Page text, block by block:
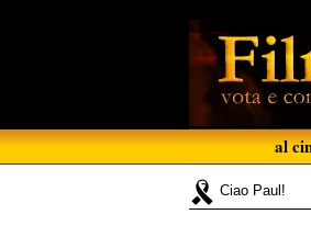
al
Ciao Paul!